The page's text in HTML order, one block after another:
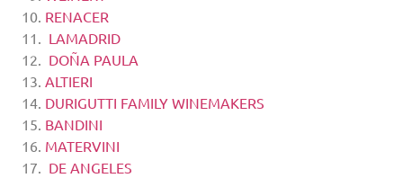
RENACER
LAMADRID
DOÑA PAULA
ALTIERI
DURIGUTTI FAMILY WINEMAKERS
BANDINI
MATERVINI
DE ANGELES